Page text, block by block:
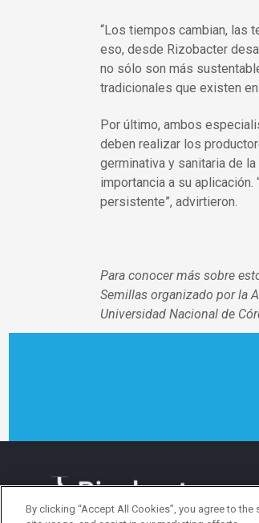
“Los tiempos cambian, las
eso, desde Rizobacter
no sólo son más
tradicionales que existen
Por último, ambos
deben realizar los
germinativa y sanitaria de
importancia a su
persistente”, advirtieron.
Para conocer más sobre
Semillas organizado por la
Universidad Nacional de
By clicking “Accept All Cookies”, you agree to